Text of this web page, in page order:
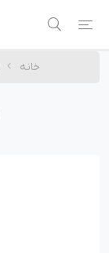
خانه